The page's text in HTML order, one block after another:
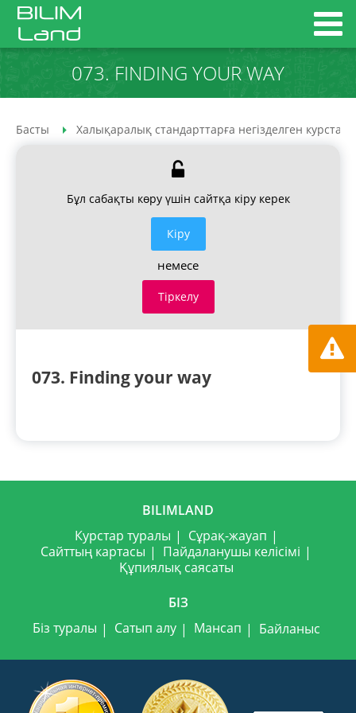
073. FINDING YOUR WAY
Басты Халықаралық стандарттарға негізделген курстар
Бұл сабақты көру үшін сайтқа кіру керек
Кiру
немесе
Тіркелу
073. Finding your way
BILIMLAND
Курстар туралы
Сұрақ-жауап
Сайттың картасы
Пайдаланушы келісімі
Құпиялық саясаты
БІЗ
Біз туралы
Сатып алу Мансап Байланыс